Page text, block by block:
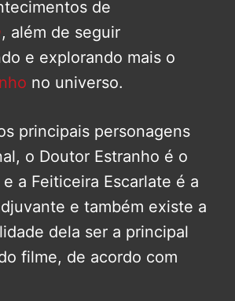
de
, além de seguir
e explorando mais o
no universo.
principais personagens
o Doutor Estranho é o
a Feiticeira Escarlate é a
e também existe a
dela ser a principal
filme, de acordo com